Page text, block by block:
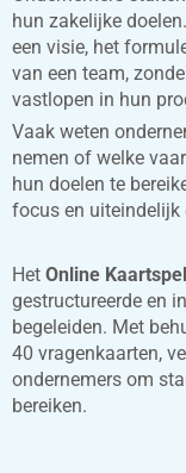
hun zakelijke
een visie, het
van een team,
vastlopen in hun
Vaak weten
nemen of welke
hun doelen te
focus en uiteindelijk
Het Online
gestructureerde en
begeleiden. Met
40 vragenkaarten,
ondernemers om
bereiken.